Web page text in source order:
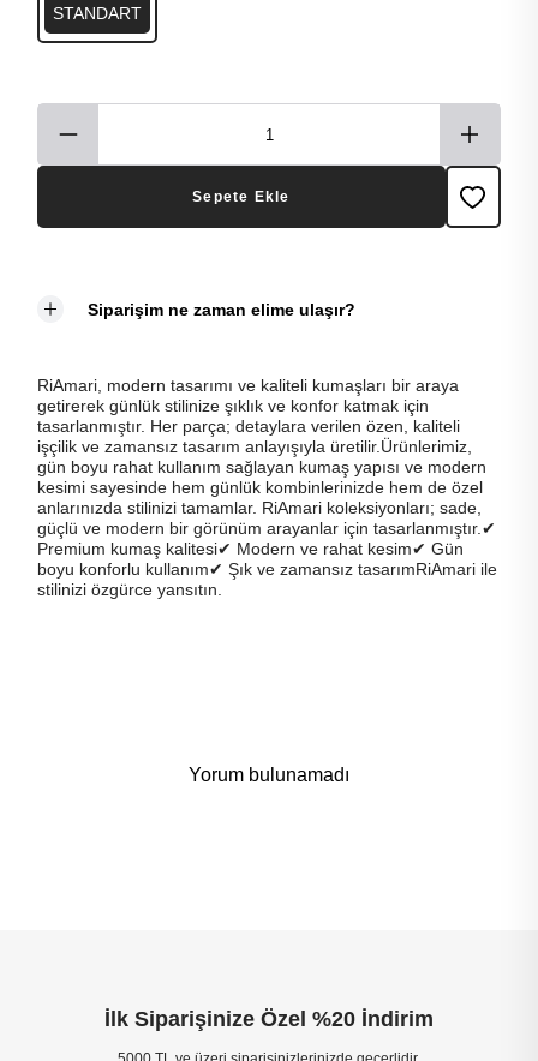
STANDART
Sepete Ekle
Siparişim ne zaman elime ulaşır?
RiAmari, modern tasarımı ve kaliteli kumaşları bir araya
getirerek günlük stilinize şıklık ve konfor katmak için
tasarlanmıştır. Her parça; detaylara verilen özen, kaliteli
işçilik ve zamansız tasarım anlayışıyla üretilir.Ürünlerimiz,
gün boyu rahat kullanım sağlayan kumaş yapısı ve modern
kesimi sayesinde hem günlük kombinlerinizde hem de özel
anlarınızda stilinizi tamamlar. RiAmari koleksiyonları; sade,
güçlü ve modern bir görünüm arayanlar için tasarlanmıştır.✔
Premium kumaş kalitesi✔ Modern ve rahat kesim✔ Gün
boyu konforlu kullanım✔ Şık ve zamansız tasarımRiAmari ile
stilinizi özgürce yansıtın.
Yorum bulunamadı
İlk Siparişinize Özel %20 İndirim